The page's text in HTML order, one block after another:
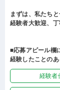
まずは、私たち
経験者大歓迎、
■応募アピール欄
経験したことの
経験者